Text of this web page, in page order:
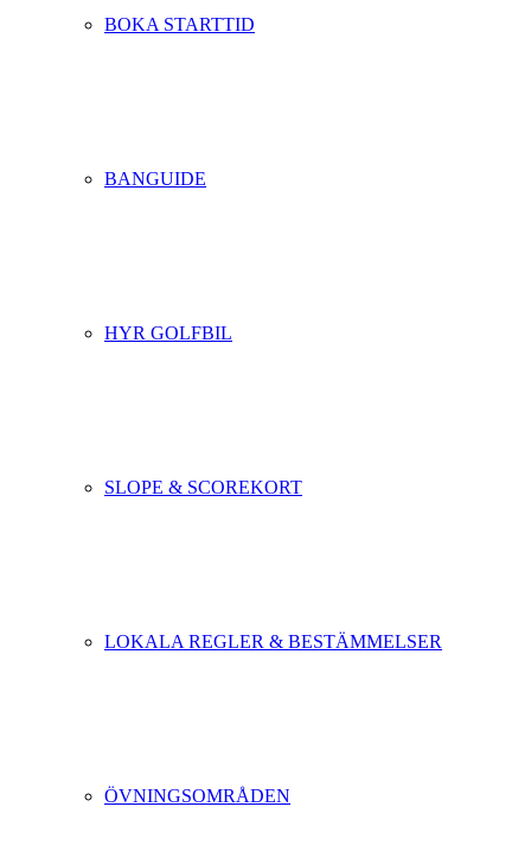
BOKA STARTTID
BANGUIDE
HYR GOLFBIL
SLOPE & SCOREKORT
LOKALA REGLER & BESTÄMMELSER
ÖVNINGSOMRÅDEN